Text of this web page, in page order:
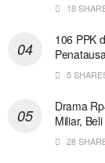
18
106 PPK
5
Drama
Miliar,
28